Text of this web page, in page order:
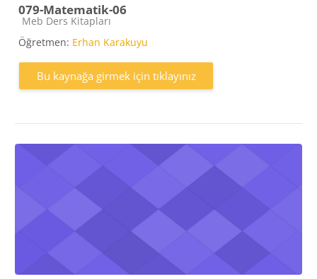
079-Matematik-06
Kaynak kategorisi
Meb Ders Kitapları
Öğretmen: Erhan Karakuyu
Bu kaynağa girmek için tıklayınız